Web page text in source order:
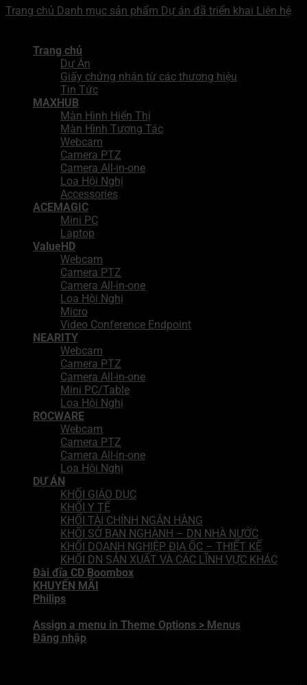
Trang chủ Danh mục sản phẩm Dự án đã triển khai Liên hệ
Trang chủ
Dự Án
Giấy chứng nhận từ các thương hiệu
Tin Tức
MAXHUB
Màn Hình Hiển Thị
Màn Hình Tương Tác
Webcam
Camera PTZ
Camera All-in-one
Loa Hội Nghị
Accessories
ACEMAGIC
Mini PC
Laptop
ValueHD
Webcam
Camera PTZ
Camera All-in-one
Loa Hội Nghị
Micro
Video Conference Endpoint
NEARITY
Webcam
Camera PTZ
Camera All-in-one
Mini PC/Table
Loa Hội Nghị
ROCWARE
Webcam
Camera PTZ
Camera All-in-one
Loa Hội Nghị
DỰ ÁN
KHỐI GIÁO DỤC
KHỐI Y TẾ
KHỐI TÀI CHÍNH NGÂN HÀNG
KHỐI SỞ BAN NGHÀNH – DN NHÀ NƯỚC
KHỐI DOANH NGHIỆP ĐỊA ỐC – THIẾT KẾ
KHỐI DN SẢN XUẤT VÀ CÁC LĨNH VỰC KHÁC
Đài đĩa CD Boombox
KHUYẾN MÃI
Philips
Assign a menu in Theme Options > Menus
Đăng nhập